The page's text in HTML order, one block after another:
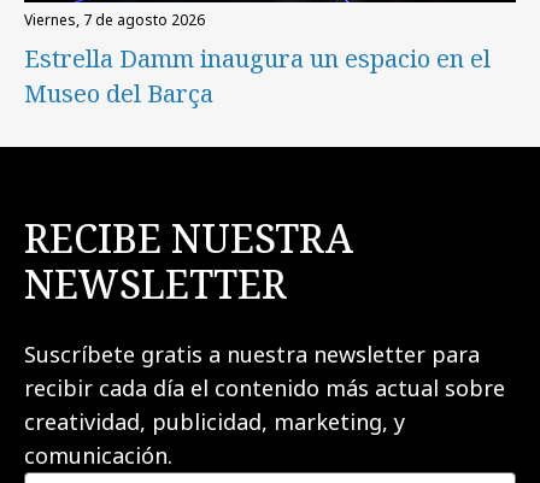
viernes, 7 de agosto 2026
Estrella Damm inaugura un espacio en el
Museo del Barça
RECIBE NUESTRA
NEWSLETTER
Suscríbete gratis a nuestra newsletter para
recibir cada día el contenido más actual sobre
creatividad, publicidad, marketing, y
comunicación.